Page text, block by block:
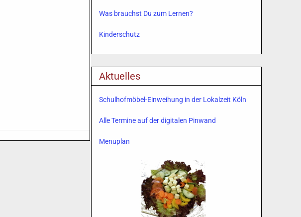
Was brauchst Du zum Lernen?
Kinderschutz
Aktuelles
Schulhofmöbel-Einweihung in der Lokalzeit Köln
Alle Termine auf der digitalen Pinwand
Menuplan